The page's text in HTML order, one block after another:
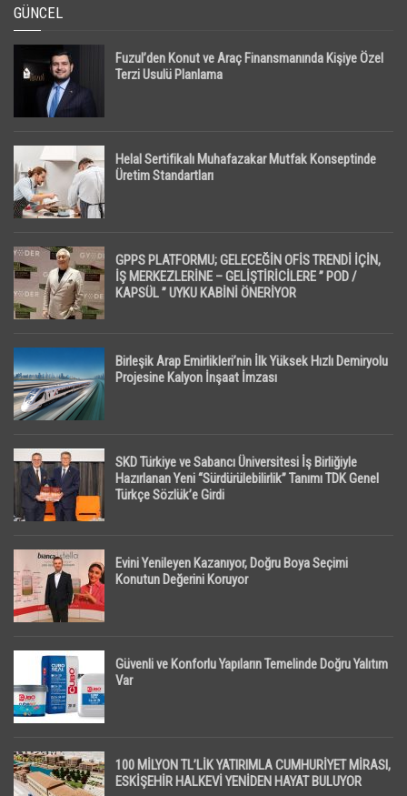
GÜNCEL
Fuzul’den Konut ve Araç Finansmanında Kişiye Özel
Terzi Usulü Planlama
Helal Sertifikalı Muhafazakar Mutfak Konseptinde
Üretim Standartları
GPPS PLATFORMU; GELECEĞİN OFİS TRENDİ İÇİN,
İŞ MERKEZLERİNE – GELİŞTİRİCİLERE ” POD /
KAPSÜL ” UYKU KABİNİ ÖNERİYOR
Birleşik Arap Emirlikleri’nin İlk Yüksek Hızlı Demiryolu
Projesine Kalyon İnşaat İmzası
SKD Türkiye ve Sabancı Üniversitesi İş Birliğiyle
Hazırlanan Yeni “Sürdürülebilirlik” Tanımı TDK Genel
Türkçe Sözlük’e Girdi
Evini Yenileyen Kazanıyor, Doğru Boya Seçimi
Konutun Değerini Koruyor
Güvenli ve Konforlu Yapıların Temelinde Doğru Yalıtım
Var
100 MİLYON TL’LİK YATIRIMLA CUMHURİYET MİRASI,
ESKİŞEHİR HALKEVİ YENİDEN HAYAT BULUYOR